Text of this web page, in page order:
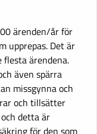
ärenden/år för
upprepas. Det är
ärendena.
även spärra
missgynna och
och tillsätter
detta är
för den som